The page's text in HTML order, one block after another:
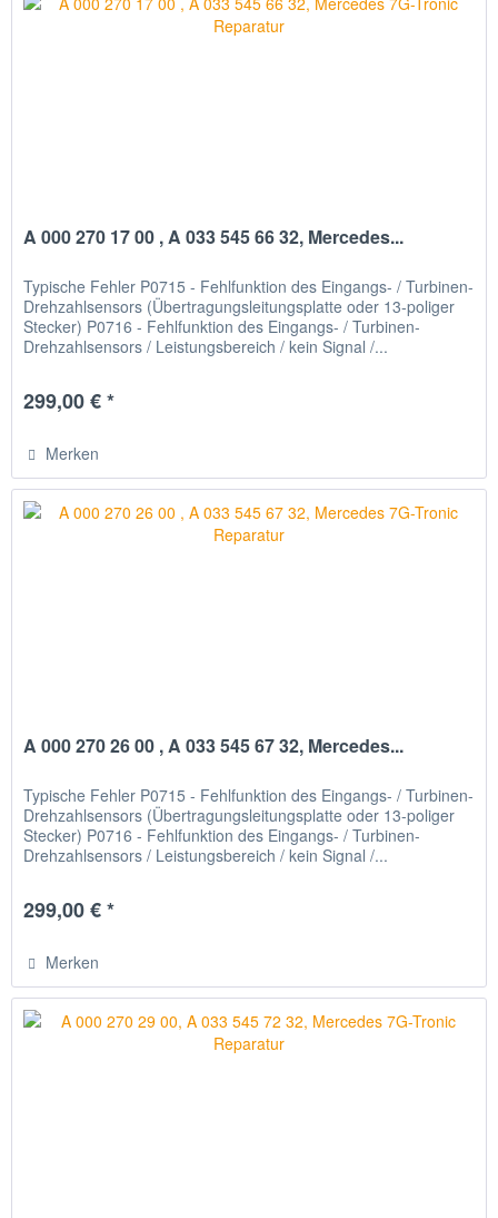
A 000 270 17 00 , A 033 545 66 32, Mercedes...
Typische Fehler P0715 - Fehlfunktion des Eingangs- / Turbinen-
Drehzahlsensors (Übertragungsleitungsplatte oder 13-poliger
Stecker) P0716 - Fehlfunktion des Eingangs- / Turbinen-
Drehzahlsensors / Leistungsbereich / kein Signal /...
299,00 € *
Merken
A 000 270 26 00 , A 033 545 67 32, Mercedes...
Typische Fehler P0715 - Fehlfunktion des Eingangs- / Turbinen-
Drehzahlsensors (Übertragungsleitungsplatte oder 13-poliger
Stecker) P0716 - Fehlfunktion des Eingangs- / Turbinen-
Drehzahlsensors / Leistungsbereich / kein Signal /...
299,00 € *
Merken